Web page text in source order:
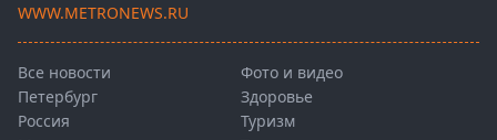
WWW.METRONEWS.RU
Все новости
Петербург
Россия
Фото и видео
Здоровье
Туризм